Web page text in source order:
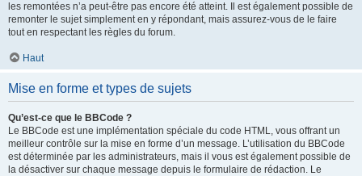
les remontées n’a peut-être pas encore été atteint. Il est également possible de
remonter le sujet simplement en y répondant, mais assurez-vous de le faire
tout en respectant les règles du forum.
Haut
Mise en forme et types de sujets
Qu’est-ce que le BBCode ?
Le BBCode est une implémentation spéciale du code HTML, vous offrant un
meilleur contrôle sur la mise en forme d’un message. L’utilisation du BBCode
est déterminée par les administrateurs, mais il vous est également possible de
la désactiver sur chaque message depuis le formulaire de rédaction. Le